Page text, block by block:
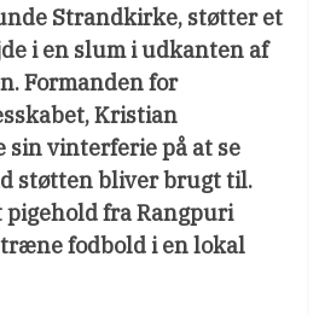
Strandkirke, støtter et
i en slum i udkanten af
Formanden for
Kristian
vinterferie på at se
støtten bliver brugt til.
fra Rangpuri
fodbold i en lokal